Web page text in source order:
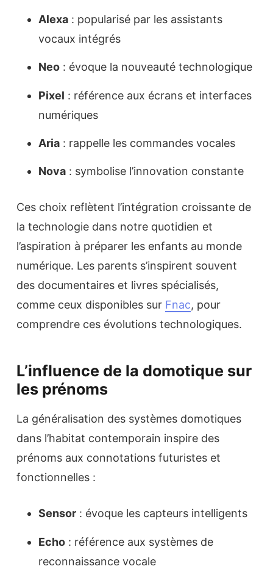
Alexa : popularisé par les assistants
vocaux intégrés
Neo : évoque la nouveauté technologique
Pixel : référence aux écrans et interfaces
numériques
Aria : rappelle les commandes vocales
Nova : symbolise l’innovation constante
Ces choix reflètent l’intégration croissante de
la technologie dans notre quotidien et
l’aspiration à préparer les enfants au monde
numérique. Les parents s’inspirent souvent
des documentaires et livres spécialisés,
comme ceux disponibles sur Fnac, pour
comprendre ces évolutions technologiques.
L’influence de la domotique sur
les prénoms
La généralisation des systèmes domotiques
dans l’habitat contemporain inspire des
prénoms aux connotations futuristes et
fonctionnelles :
Sensor : évoque les capteurs intelligents
Echo : référence aux systèmes de
reconnaissance vocale